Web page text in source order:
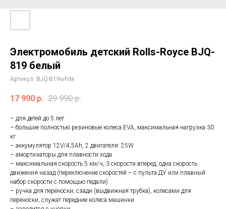
Электромобиль детский Rolls-Royce BJQ-
819 белый
Артикул: BJQ-819white
17 990 р. 29 990 р.
– для детей до 5 лет
– большие полностью резиновые колеса EVA, максимальная нагрузка 30
кг
– аккумулятор 12V/4,5Ah, 2 двигателя: 25W
– амортизаторы для плавности хода
– максимальная скорость 5 км/ч, 3 скорости вперед, одна скорость
движения назад (переключение скоростей – с пульта ДУ или плавный
набор скорости с помощью педали)
– ручка для переноски, сзади (выдвижная трубка), колесами для
переноски, служат передние колеса машинки